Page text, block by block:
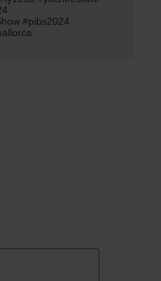
#pibs2024